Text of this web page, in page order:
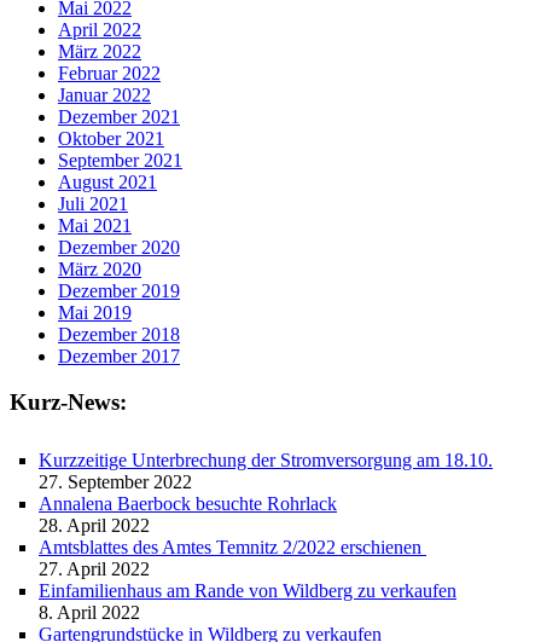
Mai 2022
April 2022
März 2022
Februar 2022
Januar 2022
Dezember 2021
Oktober 2021
September 2021
August 2021
Juli 2021
Mai 2021
Dezember 2020
März 2020
Dezember 2019
Mai 2019
Dezember 2018
Dezember 2017
Kurz-News:
Kurzzeitige Unterbrechung der Stromversorgung am 18.10.
27. September 2022
Annalena Baerbock besuchte Rohrlack
28. April 2022
Amtsblattes des Amtes Temnitz 2/2022 erschienen
27. April 2022
Einfamilienhaus am Rande von Wildberg zu verkaufen
8. April 2022
Gartengrundstücke in Wildberg zu verkaufen